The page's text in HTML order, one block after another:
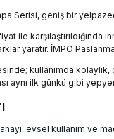
Serisi, geniş bir
ile karşılaştırıldığında
yaratır. İMPO
kullanımda
aynı ilk günkü gibi
evsel kullanım ve